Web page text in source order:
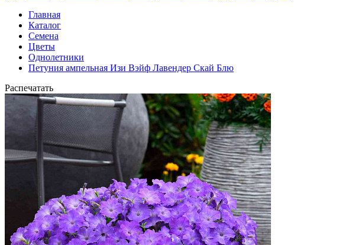
Главная
Каталог
Семена
Цветы
Однолетники
Петуния ампельная Изи Вэйф Лавендер Скай Блю
Распечатать